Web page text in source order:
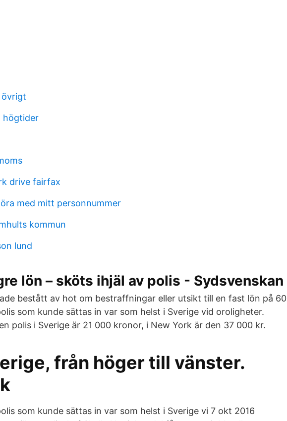
högtider
drive fairfax
med mitt personnummer
kommun
lund
lön – sköts ihjäl av polis - Sydsvenskan
bestått av hot om bestraffningar eller utsikt till en fast lön på 60
som kunde sättas in var som helst i Sverige vid oroligheter.
polis i Sverige är 21 000 kronor, i New York är den 37 000 kr.
från höger till vänster.
som kunde sättas in var som helst i Sverige vi 7 okt 2016